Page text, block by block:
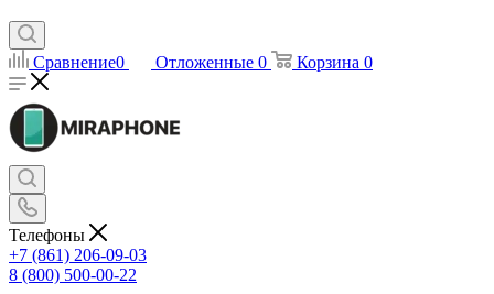
Сравнение0 Отложенные 0 Корзина 0
Телефоны
+7 (861) 206-09-03
8 (800) 500-00-22